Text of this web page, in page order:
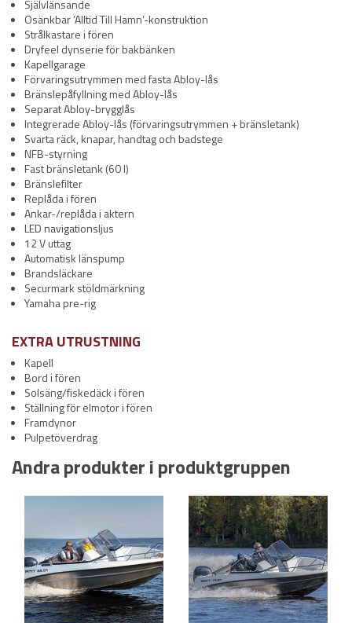
Självlänsande
Osänkbar ’Alltid Till Hamn’-konstruktion
Strålkastare i fören
Dryfeel dynserie för bakbänken
Kapellgarage
Förvaringsutrymmen med fasta Abloy-lås
Bränslepåfyllning med Abloy-lås
Separat Abloy-brygglås
Integrerade Abloy-lås (förvaringsutrymmen + bränsletank)
Svarta räck, knapar, handtag och badstege
NFB-styrning
Fast bränsletank (60 l)
Bränslefilter
Replåda i fören
Ankar-/replåda i aktern
LED navigationsljus
12 V uttag
Automatisk länspump
Brandsläckare
Securmark stöldmärkning
Yamaha pre-rig
EXTRA UTRUSTNING
Kapell
Bord i fören
Solsäng/fiskedäck i fören
Ställning för elmotor i fören
Framdynor
Pulpetöverdrag
Andra produkter i produktgruppen